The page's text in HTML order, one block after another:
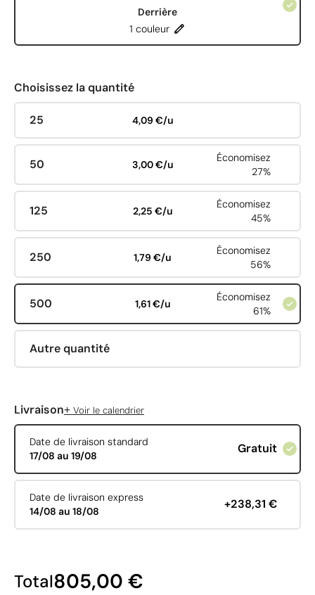
Derrière
1 couleur
Choisissez la quantité
25 4,09 €/u
50 3,00 €/u
Économisez
27%
125 2,25 €/u
Économisez
45%
250 1,79 €/u
Économisez
56%
500 1,61 €/u
Économisez
61%
Autre quantité
Livraison+ Voir le calendrier
Date de livraison standard
17/08 au 19/08
Gratuit
Date de livraison express
14/08 au 18/08
+238,31 €
Total805,00 €